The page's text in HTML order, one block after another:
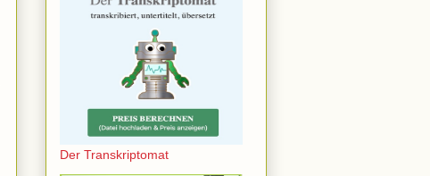
Der Transkriptomat